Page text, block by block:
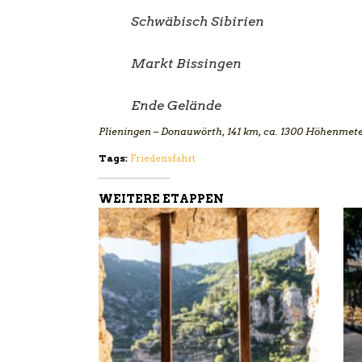
Schwäbisch Sibirien
Markt Bissingen
Ende Gelände
Plieningen – Donauwörth, 141 km, ca. 1300
Tags: Friedensfahrt
WEITERE ETAPPEN